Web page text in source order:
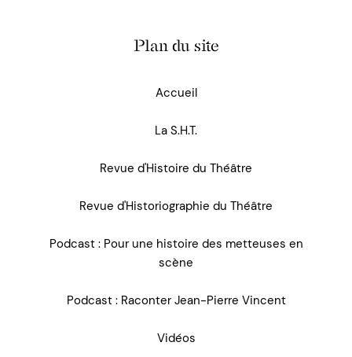
Plan du site
Accueil
La S.H.T.
Revue d'Histoire du Théâtre
Revue d'Historiographie du Théâtre
Podcast : Pour une histoire des metteuses en
scène
Podcast : Raconter Jean-Pierre Vincent
Vidéos